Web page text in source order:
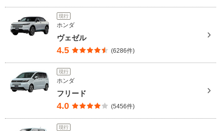
現行
ホンダ
ヴェゼル
4.5 (6286件)
現行
ホンダ
フリード
4.0 (5456件)
現行